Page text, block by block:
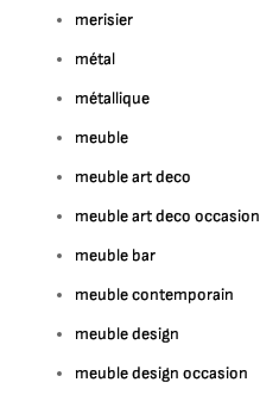
merisier
métal
métallique
meuble
meuble art deco
meuble art deco occasion
meuble bar
meuble contemporain
meuble design
meuble design occasion